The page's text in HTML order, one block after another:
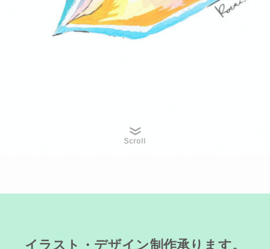
Scroll
イラスト・デザイン制作承ります。